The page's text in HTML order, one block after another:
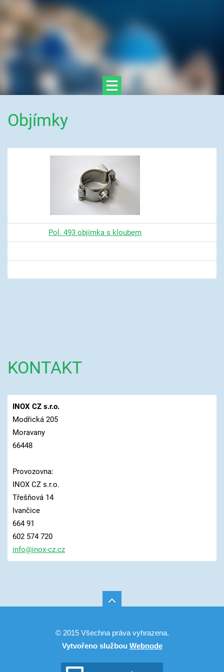
Objímky
Pol. 493 objímka s kloubem
KONTAKT
INOX CZ s.r.o.
Modřická 205
Moravany
66448
Provozovna:
INOX CZ s.r.o.
Třešňová 14
Ivančice
664 91
602 574 720
info@inox-cz.cz
© 2015 Všechna práva vyhrazena.
Vytvořeno službou Webnode